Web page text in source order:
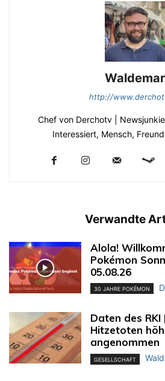
Waldemar
http://
Chef von Derchotv |
Interessiert, Mensch,
Verwandte
Alola!
Pokémon
05.08.26
30 JAHRE POKÉMON
Daten des
Hitzetoten
angenommen
GESELLSCHAFT